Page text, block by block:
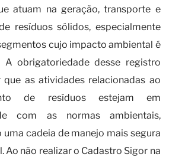
atuam na geração, transporte e
resíduos sólidos, especialmente
cujo impacto ambiental é
A obrigatoriedade desse registro
que as atividades relacionadas ao
de resíduos estejam em
com as normas ambientais,
cadeia de manejo mais segura
Ao não realizar o Cadastro Sigor na